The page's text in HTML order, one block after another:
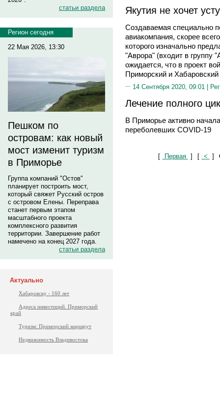
статьи раздела
Регион сегодня
22 Мая 2026, 13:30
Пешком по
островам: как новый
мост изменит туризм
в Приморье
Группа компаний "Остов"
планирует построить мост,
который свяжет Русский остров
с островом Елены. Переправа
станет первым этапом
масштабного проекта
комплексного развития
территории. Завершение работ
намечено на конец 2027 года.
статьи раздела
Актуально
Хабаровску - 160 лет
Адреса инвестиций. Приморский
край
Туризм: Приморский маршрут
Недвижимость Владивостока
Якутия не хочет
Создаваемая специально
авиакомпания, скорее
которого изначально
"Аврора" (входит в группу
ожидается, что в проект
Приморский и Хабаровский
14 Сентября 2020, 09:01 |
Лечение полного
В Приморье активно
переболевших COVID-19
[ Первая ] [ < ]